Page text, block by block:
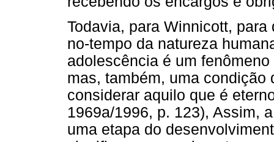
Todavia, para Winnicott,
no-tempo da natureza
adolescência é um
mas, também, uma condição
considerar aquilo que é
1969a/1996, p. 123), Assim,
uma etapa do